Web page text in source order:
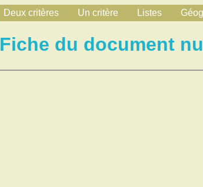
Deux critères Un critère Listes
Fiche du document